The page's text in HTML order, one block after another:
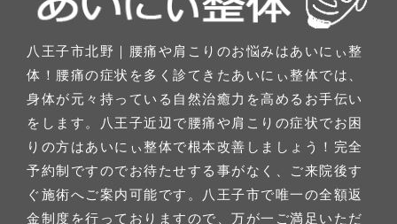
八王子市北野｜腰痛や肩こりのお悩みはあいにぃ整
体！腰痛の症状を多く診てきたあいにぃ整体では、
身体が元々持っている自然治癒力を高めるお手伝い
をします。八王子近辺で腰痛や肩こりの症状でお困
りの方はあいにぃ整体で根本改善しましょう！完全
予約制ですのでお待たせする事がなく、ご来院後す
ぐ施術へご案内可能です。八王子市で唯一の全額返
金制度を行っておりますので、万が一ご満足いただ